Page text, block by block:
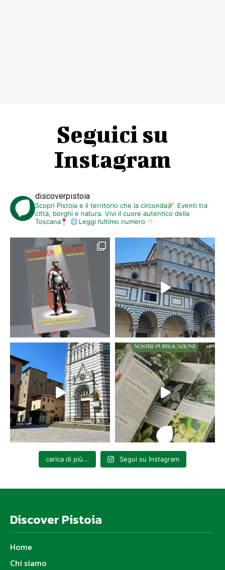
Seguici su
Instagram
discoverpistoia
Scopri Pistoia e il territorio che la circonda
Eventi tra
città, borghi e natura. Vivi il cuore autentico della
Toscana
Leggi l’ultimo numero
carica di più... Segui su Instagram
Discover Pistoia
Home
Chi siamo